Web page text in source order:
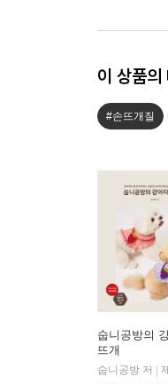
이 상품의
#손뜨개질
숩니공방의
뜨개
숩니공방 저